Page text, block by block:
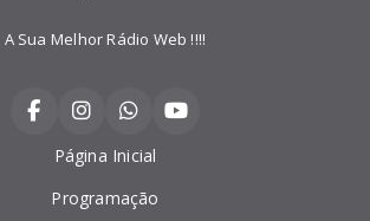
A Sua Melhor Rádio Web !!!!
Página Inicial
Programação